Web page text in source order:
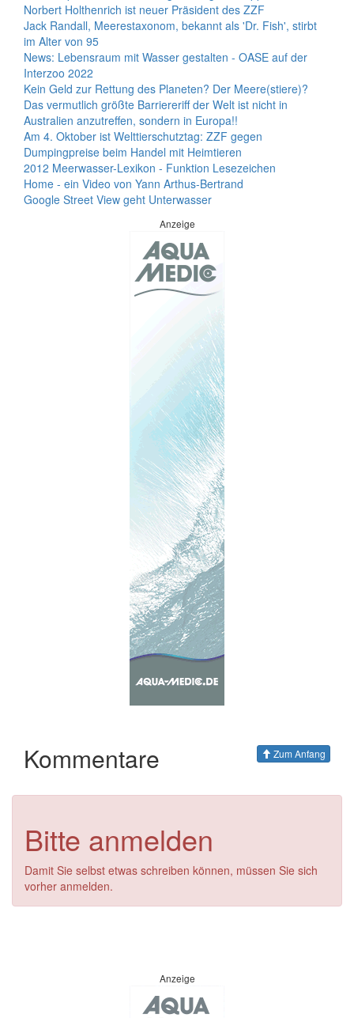
Norbert Holthenrich ist neuer Präsident des ZZF
Jack Randall, Meerestaxonom, bekannt als 'Dr. Fish', stirbt
im Alter von 95
News: Lebensraum mit Wasser gestalten - OASE auf der
Interzoo 2022
Kein Geld zur Rettung des Planeten? Der Meere(stiere)?
Das vermutlich größte Barriereriff der Welt ist nicht in
Australien anzutreffen, sondern in Europa!!
Am 4. Oktober ist Welttierschutztag: ZZF gegen
Dumpingpreise beim Handel mit Heimtieren
2012 Meerwasser-Lexikon - Funktion Lesezeichen
Home - ein Video von Yann Arthus-Bertrand
Google Street View geht Unterwasser
Anzeige
Kommentare Zum Anfang
Bitte anmelden
Damit Sie selbst etwas schreiben können, müssen Sie sich
vorher anmelden.
Anzeige